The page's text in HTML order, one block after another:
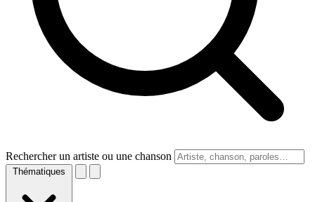
Rechercher un artiste ou une chanson
Thématiques